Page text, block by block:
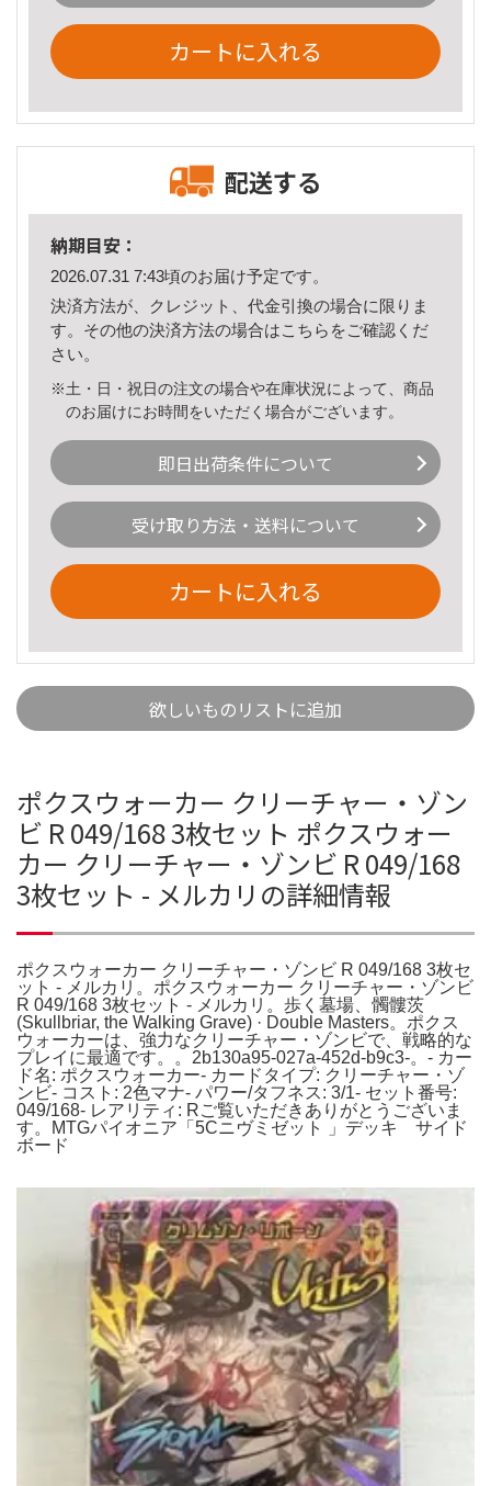
カートに入れる
配送する
納期目安：
2026.07.31 7:43頃のお届け予定です。
決済方法が、クレジット、代金引換の場合に限りま
す。その他の決済方法の場合はこちら をご確認くだ
さい。
※土・日・祝日の注文の場合や在庫状況によって、商品
のお届けにお時間をいただく場合がございます。
即日出荷条件について
受け取り方法・送料について
カートに入れる
欲しいものリストに追加
ポクスウォーカー クリーチャー・ゾン
ビ R 049/168 3枚セット ポクスウォー
カー クリーチャー・ゾンビ R 049/168
3枚セット - メルカリの詳細情報
ポクスウォーカー クリーチャー・ゾンビ R 049/168 3枚セ
ット - メルカリ。ポクスウォーカー クリーチャー・ゾンビ
R 049/168 3枚セット - メルカリ。歩く墓場、髑髏茨
(Skullbriar, the Walking Grave) · Double Masters。ポクス
ウォーカーは、強力なクリーチャー・ゾンビで、戦略的な
プレイに最適です。。2b130a95-027a-452d-b9c3-。- カー
ド名: ポクスウォーカー- カードタイプ: クリーチャー・ゾ
ンビ- コスト: 2色マナ- パワー/タフネス: 3/1- セット番号:
049/168- レアリティ: Rご覧いただきありがとうございま
す。MTGパイオニア「5Cニヴミゼット 」デッキ サイド
ボード